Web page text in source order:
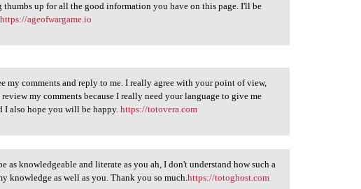
up for all the good information you have on this page. I'll be
https://ageofwargame.io
my comments and reply to me. I really agree with your point of view,
my comments because I really need your language to give me
I also hope you will be happy.https://totovera.com
as knowledgeable and literate as you ah, I don't understand how such a
knowledge as well as you. Thank you so much.https://totoghost.com